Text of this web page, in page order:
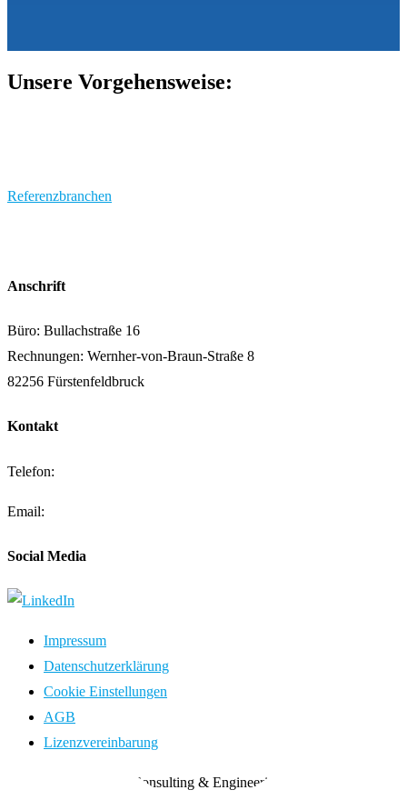
Unsere Vorgehensweise:
Referenzbranchen
Anschrift
Büro: Bullachstraße 16
Rechnungen: Wernher-von-Braun-Straße 8
82256 Fürstenfeldbruck
Kontakt
Telefon:
Email:
Social Media
Impressum
Datenschutzerklärung
Cookie Einstellungen
AGB
Lizenzvereinbarung
Copyright 2016 | mts Consulting & Engineering GmbH. All Rights